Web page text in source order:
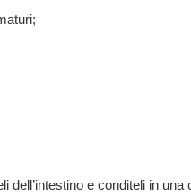
dell’intestino e conditeli in